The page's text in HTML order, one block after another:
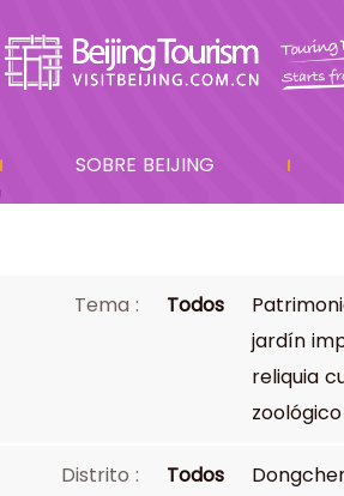
SOBRE BEIJING
Tema : Todos
jardín
reliquia
zoológico
Distrito : Todos